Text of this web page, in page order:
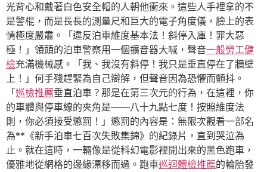
光背心和戴著白色安全帽的人朝他衝來。這些人手裡拿的不
是警棍，而是長長的測量尺和巨大的電子角度儀，臉上的表
情極度嚴肅。「違反泊車維度基本法！斜停入庫！罪大惡
極！」領頭的泊車警察用一個擴音器大喊，聲音一般勞工健
檢充滿機械感。「我、我沒有斜停！我只是垂直停在了牆壁
上！」何手殘趕緊為自己辯解，但聲音因為恐懼而顫抖。
「 巡檢推薦垂直泊車？那是在第三次元的行為，在這裡，你
的車體與停車線的夾角是——八十九點七度！按照維度法
則，你必須接受懲罰！」懲罰的內容是：無限次觀看一部名
為**《新手泊車七百次失敗集錦》的紀錄片，直到哭泣為
止。就在這時，一輛像是從科幻電影裡開出來的黑色跑車，
優雅地從網格的邊緣漂移而過。跑車巡迴體檢推薦的輪胎發